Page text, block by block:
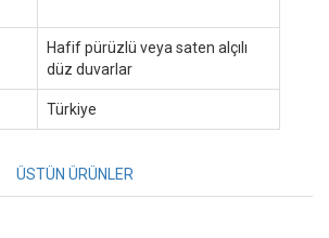
Hafif pürüzlü veya saten alçılı
düz duvarlar
Türkiye
ÜSTÜN ÜRÜNLER